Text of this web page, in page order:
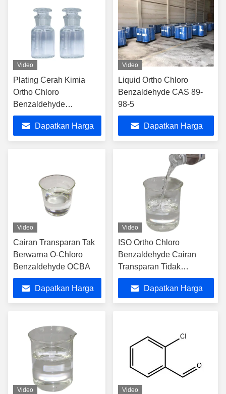
Video
Plating Cerah Kimia
Ortho Chloro
Benzaldehyde
ISO45001
Dapatkan Harga
Video
Liquid Ortho Chloro
Benzaldehyde CAS 89-
98-5
Dapatkan Harga
Video
Cairan Transparan Tak
Berwarna O-Chloro
Benzaldehyde OCBA
Dapatkan Harga
Video
ISO Ortho Chloro
Benzaldehyde Cairan
Transparan Tidak
Berwarna
Dapatkan Harga
Video Video